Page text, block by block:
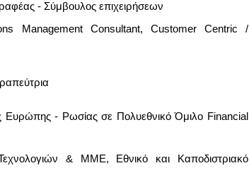
- Σύμβουλος επιχειρήσεων
Management Consultant, Customer Centric /
Ευρώπης - Ρωσίας σε Πολυεθνικό Όμιλο Financial
& ΜΜΕ, Εθνικό και Καποδιστριακό